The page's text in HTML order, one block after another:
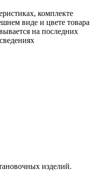
комплекте
виде и цвете товара
на последних
изделий.